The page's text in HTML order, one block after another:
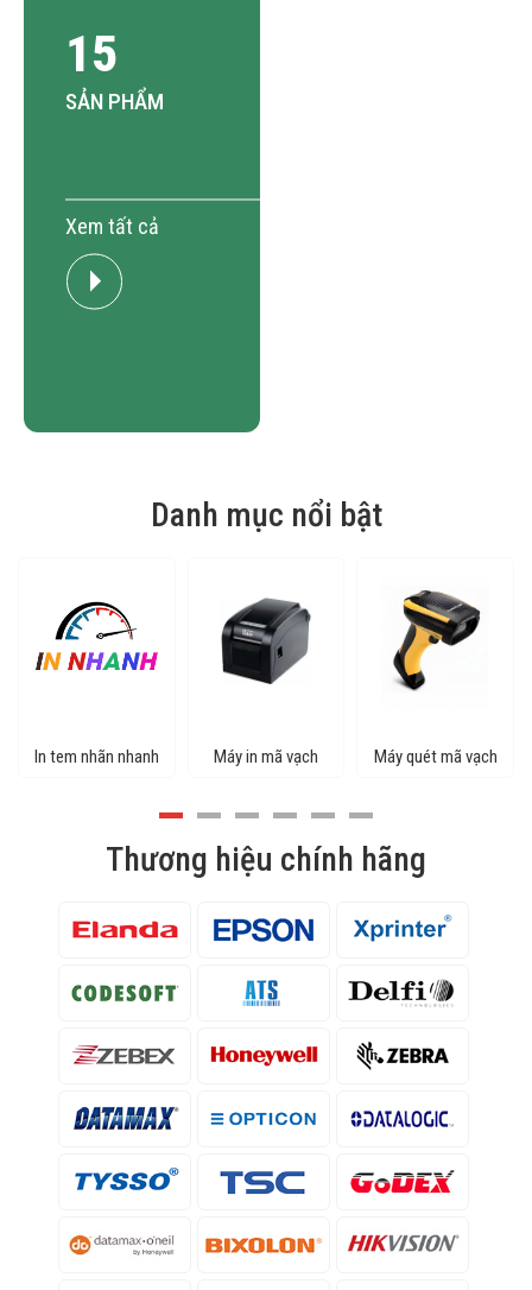
15
SẢN PHẨM
Xem tất cả
Danh mục nổi bật
In tem nhãn nhanh Máy in mã vạch Máy quét mã vạch
Thương hiệu chính hãng